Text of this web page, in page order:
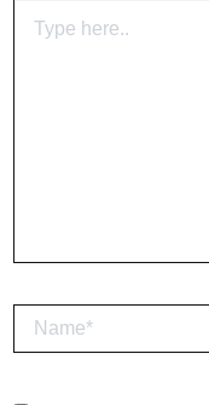
here..
Name*